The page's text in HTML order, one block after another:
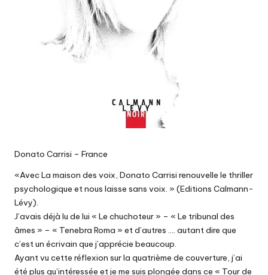
Donato Carrisi – France
«Avec La maison des voix, Donato Carrisi renouvelle le thriller
psychologique et nous laisse sans voix. » (Editions Calmann-
Lévy).
J’avais déjà lu de lui « Le chuchoteur » – « Le tribunal des
âmes » – « Tenebra Roma » et d’autres …. autant dire que
c’est un écrivain que j’apprécie beaucoup.
Ayant vu cette réflexion sur la quatrième de couverture, j’ai
été plus qu’intéressée et je me suis plongée dans ce « Tour de